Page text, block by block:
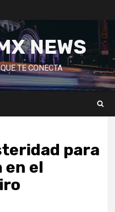
NEWS
TE CONECTA
para
en el